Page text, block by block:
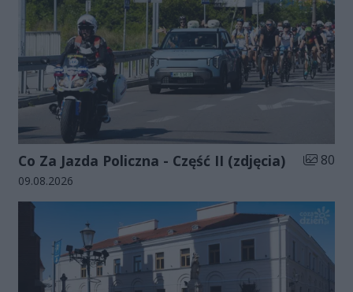
Co Za Jazda Policzna - Część II (zdjęcia) Liczba
80
Data dodania galerii:
09.08.2026